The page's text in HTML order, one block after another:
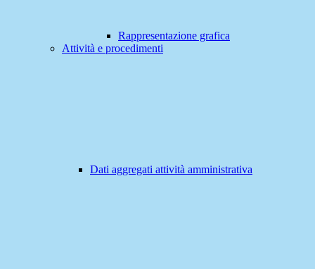
Rappresentazione grafica
Attività e procedimenti
Dati aggregati attività amministrativa